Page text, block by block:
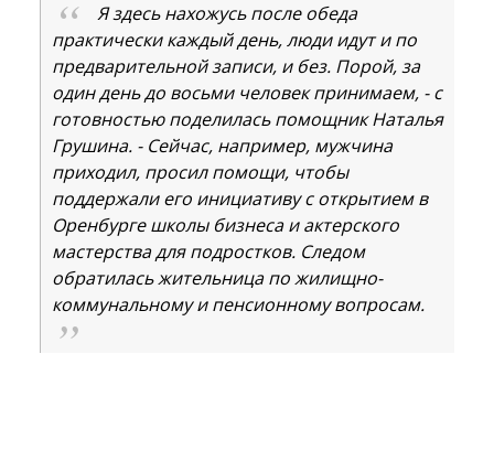
Я здесь нахожусь после обеда
практически каждый день, люди идут и по
предварительной записи, и без. Порой, за
один день до восьми человек принимаем, - с
готовностью поделилась помощник Наталья
Грушина. - Сейчас, например, мужчина
приходил, просил помощи, чтобы
поддержали его инициативу с открытием в
Оренбурге школы бизнеса и актерского
мастерства для подростков. Следом
обратилась жительница по жилищно-
коммунальному и пенсионному вопросам.